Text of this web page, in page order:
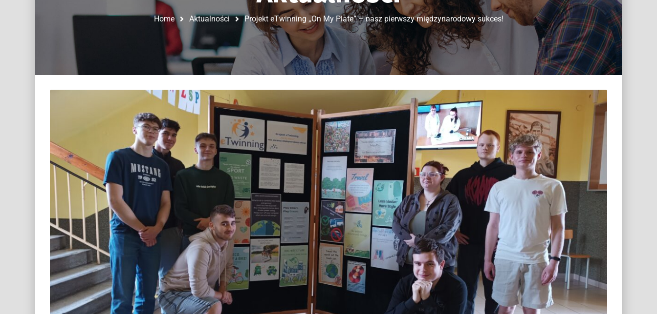
Home Aktualności Projekt eTwinning „On My Plate” – nasz pierwszy międzynarodowy sukces!